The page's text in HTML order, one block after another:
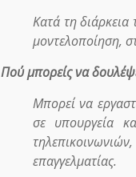
Κατά τη
μοντελοποίηση,
Πού μπορείς να
Μπορεί να
σε υπουργεία
επαγγελματίας.